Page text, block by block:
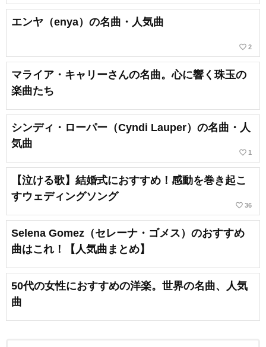
エンヤ（enya）の名曲・人気曲
favorite_border 2
マライア・キャリーさんの名曲。心に響く珠玉の
楽曲たち
シンディ・ローパー（Cyndi Lauper）の名曲・人
気曲
favorite_border 1
【泣ける歌】結婚式におすすめ！感動を巻き起こ
すウェディングソング
favorite_border 36
Selena Gomez（セレーナ・ゴメス）のおすすめ
曲はこれ！【人気曲まとめ】
50代の女性におすすめの洋楽。世界の名曲、人気
曲